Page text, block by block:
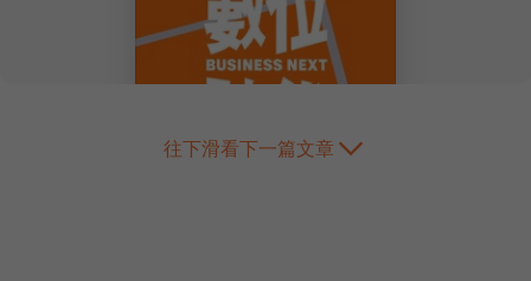
往下滑看下一篇文章